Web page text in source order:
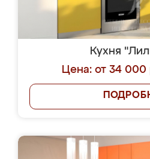
Кухня
Цена: от 34 000